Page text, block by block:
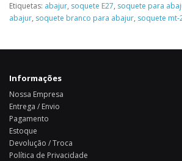
Etiquetas: abajur, soquete E27, soquete para
abajur, soquete branco para abajur, soquete
Informações
Nossa Empresa
Entrega / Envio
Pagamento
Estoque
Devolução / Troca
Política de Privacidade